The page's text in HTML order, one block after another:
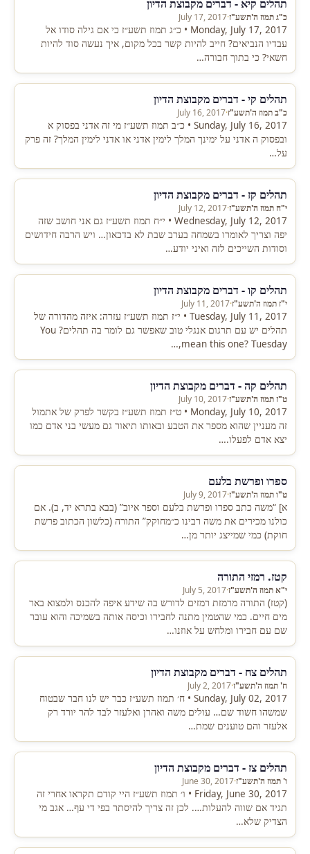
תהלים קיא - דברים מקבוצת הדיון
כ"ג תמוז ה'תשע"ז·
July 17, 2017
Monday, July 17, 2017 • כ״ג תמוז תשע״ז כי אם גילה סודו אל
עבדיו הנביאים? חייב להיות קשר בכל מקום, איך נעשה סוד להיות
חשאי? כי בתוך חבורה…
תהלים קי - דברים מקבוצת הדיון
כ"ב תמוז ה'תשע"ז·
July 16, 2017
Sunday, July 16, 2017 • כ״ב תמוז תשע״ז מי זה אדני בפסוק א
ובפסוק ה אדני על ימינך המלך לימין אדני או אדני לימין המלך? זה פרק
על…
תהלים קז - דברים מקבוצת הדיון
י"ח תמוז ה'תשע"ז·
July 12, 2017
Wednesday, July 12, 2017 • י״ח תמוז תשע״ז גם אני חושב שזה
יפה וצריך לאומרו בשמחה בערב שבת לא בדכאון… ויש הרבה חידושים
וסודות השייכים לזה ואיני יודע…
תהלים קו - דברים מקבוצת הדיון
י"ז תמוז ה'תשע"ז·
July 11, 2017
Tuesday, July 11, 2017 • י״ז תמוז תשע״ז עזרה: איזה מהדורה של
תהלים יש עם תרגום אנגלי טוב שאפשר גם לומר בה תהלים? You
mean this one? Tuesday,…
תהלים קה - דברים מקבוצת הדיון
ט"ז תמוז ה'תשע"ז·
July 10, 2017
Monday, July 10, 2017 • ט״ז תמוז תשע״ז בקשר לפרק של אתמול
זה מעניין שהוא מספר את הטבע ובאותו תיאור גם מעשי בני אדם כמו
יצא אדם לפעלו.…
ספרו ופרשת בלעם
ט"ו תמוז ה'תשע"ז·
July 9, 2017
א] “משה כתב ספרו ופרשת בלעם וספר איוב” (בבא בתרא יד, ב). אם
כולנו מכירים את משה רבינו כ״מחוקק” התורה (כלשון הכתוב פרשת
חוקת) כמי שמייצג יותר מן…
קטז. רמזי התורה
י"א תמוז ה'תשע"ז·
July 5, 2017
(קטז) התורה מרמזת רמזים לדורש בה שידע איפה להכנס ולמצוא באר
מים חיים. כמי שהטמין מתנה לחבירו וכיסה אותה בשמיכה והוא עובר
שם עם חבירו ומלחש על אוזנו…
תהלים צח - דברים מקבוצת הדיון
ח' תמוז ה'תשע"ז·
July 2, 2017
Sunday, July 02, 2017 • ח׳ תמוז תשע״ז כבר יש לנו חבר שבטוח
שמשהו חשוד שם… עולים משה ואהרן ואלעזר לבד להר יורד רק
אלעזר והם טוענים שמת…
תהלים צז - דברים מקבוצת הדיון
ו' תמוז ה'תשע"ז·
June 30, 2017
Friday, June 30, 2017 • ו׳ תמוז תשע״ז היי קודם תקראו אחרי זה
תגיד אם שווה להעלות…. לכן זה צריך להיסתר בפי די עף… אגב מי
הצדיק שלא…